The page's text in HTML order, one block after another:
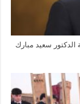
الدكتور سعيد مبارك